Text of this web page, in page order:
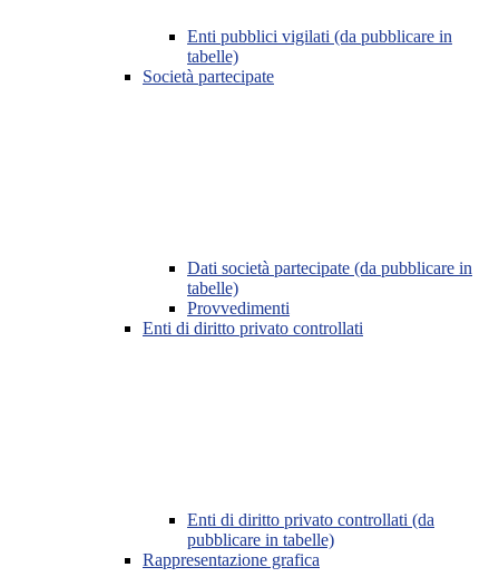
Enti pubblici vigilati (da pubblicare in
tabelle)
Società partecipate
Dati società partecipate (da pubblicare in
tabelle)
Provvedimenti
Enti di diritto privato controllati
Enti di diritto privato controllati (da
pubblicare in tabelle)
Rappresentazione grafica